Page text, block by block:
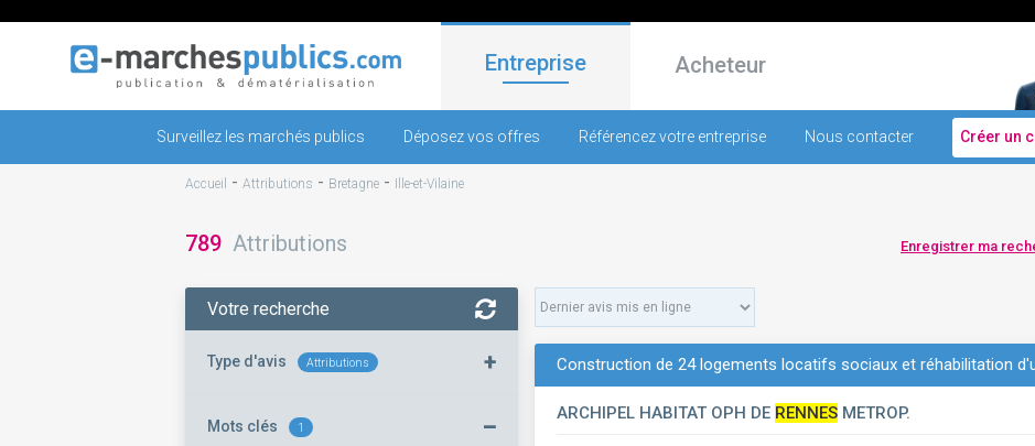
Entreprise Acheteur
Surveillez les marchés publics Déposez vos offres Référencez votre entreprise Nous contacter Créer un
Accueil - Attributions - Bretagne - Ille-et-Vilaine
789 Attributions Enregistrer ma
Votre recherche
Type d'avis Attributions +
Mots clés 1 –
Construction de 24 logements locatifs sociaux et réhabilitation
ARCHIPEL HABITAT OPH DE RENNES METROP.